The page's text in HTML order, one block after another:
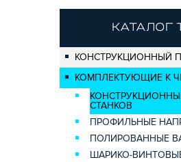
КАТАЛОГ
КОНСТРУКЦИОННЫЙ
КОМПЛЕКТУЮЩИЕ К
СТАНКОВ
ПРОФИЛЬНЫЕ
ПОЛИРОВАННЫЕ
ШАРИКО-